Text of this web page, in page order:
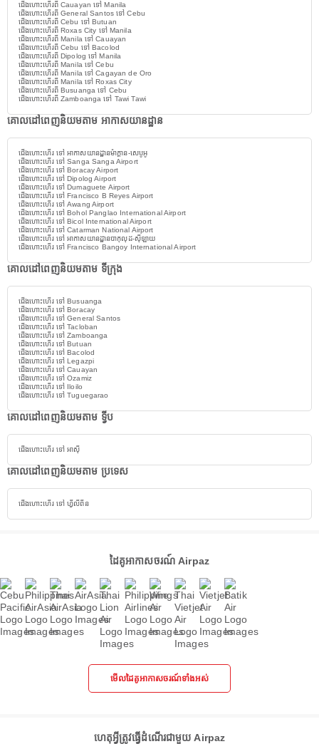
ជើងហោះហើរពី Cauayan ទៅ Manila
ជើងហោះហើរពី General Santos ទៅ Cebu
ជើងហោះហើរពី Cebu ទៅ Butuan
ជើងហោះហើរពី Roxas City ទៅ Manila
ជើងហោះហើរពី Manila ទៅ Cauayan
ជើងហោះហើរពី Cebu ទៅ Bacolod
ជើងហោះហើរពី Dipolog ទៅ Manila
ជើងហោះហើរពី Manila ទៅ Cebu
ជើងហោះហើរពី Manila ទៅ Cagayan de Oro
ជើងហោះហើរពី Manila ទៅ Roxas City
ជើងហោះហើរពី Busuanga ទៅ Cebu
ជើងហោះហើរពី Zamboanga ទៅ Tawi Tawi
គោលដៅពេញនិយមតាម អាកាសយានដ្ឋាន
ជើងហោះហើរ ទៅ អាកាសយានដ្ឋានម៉ាក្តាន-សេបូអូ
ជើងហោះហើរ ទៅ Sanga Sanga Airport
ជើងហោះហើរ ទៅ Boracay Airport
ជើងហោះហើរ ទៅ Dipolog Airport
ជើងហោះហើរ ទៅ Dumaguete Airport
ជើងហោះហើរ ទៅ Francisco B Reyes Airport
ជើងហោះហើរ ទៅ Awang Airport
ជើងហោះហើរ ទៅ Bohol Panglao International Airport
ជើងហោះហើរ ទៅ Bicol International Airport
ជើងហោះហើរ ទៅ Catarman National Airport
ជើងហោះហើរ ទៅ អាកាសយានដ្ឋានបាកុលុដ-ស៊ីឡាយ
ជើងហោះហើរ ទៅ Francisco Bangoy International Airport
គោលដៅពេញនិយមតាម ទីក្រុង
ជើងហោះហើរ ទៅ Busuanga
ជើងហោះហើរ ទៅ Boracay
ជើងហោះហើរ ទៅ General Santos
ជើងហោះហើរ ទៅ Tacloban
ជើងហោះហើរ ទៅ Zamboanga
ជើងហោះហើរ ទៅ Butuan
ជើងហោះហើរ ទៅ Bacolod
ជើងហោះហើរ ទៅ Legazpi
ជើងហោះហើរ ទៅ Cauayan
ជើងហោះហើរ ទៅ Ozamiz
ជើងហោះហើរ ទៅ Iloilo
ជើងហោះហើរ ទៅ Tuguegarao
គោលដៅពេញនិយមតាម ទ្វីប
ជើងហោះហើរ ទៅ អាស៊ី
គោលដៅពេញនិយមតាម ប្រទេស
ជើងហោះហើរ ទៅ ហ្វីលីពីន
ដៃគូអាកាសចរណ៍ Airpaz
មើលដៃគូអាកាសចរណ៍ទាំងអស់
ហេតុអ្វីត្រូវធ្វើដំណើរជាមួយ Airpaz